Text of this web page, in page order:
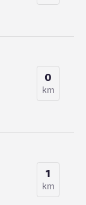
0
km
1
km